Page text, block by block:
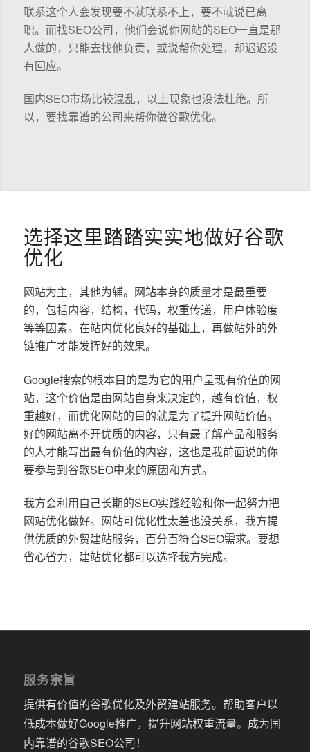
联系这个人会发现要不就联系不上，要不就说已离
职。而找SEO公司，他们会说你网站的SEO一直是那
人做的，只能去找他负责，或说帮你处理，却迟迟没
有回应。
国内SEO市场比较混乱，以上现象也没法杜绝。所
以，要找靠谱的公司来帮你做谷歌优化。
选择这里踏踏实实地做好谷歌
优化
网站为主，其他为辅。网站本身的质量才是最重要
的，包括内容，结构，代码，权重传递，用户体验度
等等因素。在站内优化良好的基础上，再做站外的外
链推广才能发挥好的效果。
Google搜索的根本目的是为它的用户呈现有价值的网
站，这个价值是由网站自身来决定的，越有价值，权
重越好，而优化网站的目的就是为了提升网站价值。
好的网站离不开优质的内容，只有最了解产品和服务
的人才能写出最有价值的内容，这也是我前面说的你
要参与到谷歌SEO中来的原因和方式。
我方会利用自己长期的SEO实践经验和你一起努力把
网站优化做好。网站可优化性太差也没关系，我方提
供优质的外贸建站服务，百分百符合SEO需求。要想
省心省力，建站优化都可以选择我方完成。
服务宗旨
提供有价值的谷歌优化及外贸建站服务。帮助客户以
低成本做好Google推广，提升网站权重流量。成为国
内靠谱的谷歌SEO公司！